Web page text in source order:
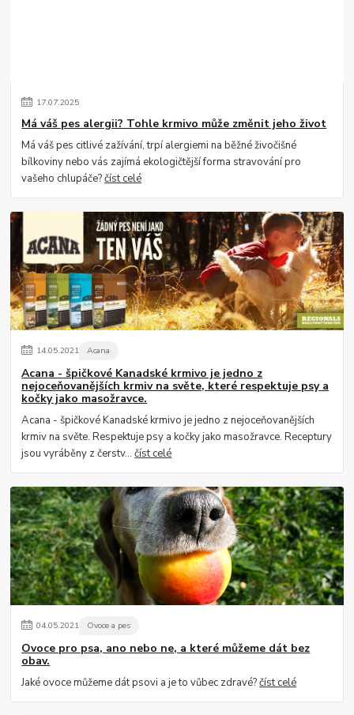
17.07.2025
Má váš pes alergii? Tohle krmivo může změnit jeho život
Má váš pes citlivé zažívání, trpí alergiemi na běžné živočišné
bílkoviny nebo vás zajímá ekologičtější forma stravování pro
vašeho chlupáče?číst celé
14.05.2021 Acana
Acana - špičkové Kanadské krmivo je jedno z
nejoceňovanějších krmiv na světe, které respektuje psy a
kočky jako masožravce.
Acana - špičkové Kanadské krmivo je jedno z nejoceňovanějších
krmiv na světe. Respektuje psy a kočky jako masožravce. Receptury
jsou vyráběny z čerstv...číst celé
04.05.2021 Ovoce a pes
Ovoce pro psa, ano nebo ne, a které můžeme dát bez
obav.
Jaké ovoce můžeme dát psovi a je to vůbec zdravé?číst celé